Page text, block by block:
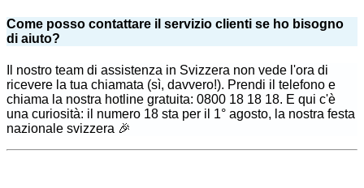
Come posso contattare il servizio clienti se ho bisogno
di aiuto?
Il nostro team di assistenza in Svizzera non vede l'ora di
ricevere la tua chiamata (sì, davvero!). Prendi il telefono e
chiama la nostra hotline gratuita: 0800 18 18 18. E qui c'è
una curiosità: il numero 18 sta per il 1° agosto, la nostra festa
nazionale svizzera 🎉